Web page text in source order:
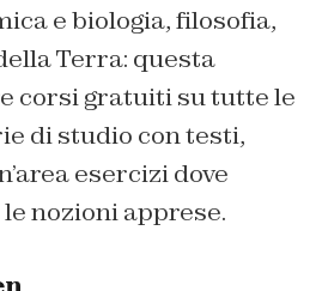
e biologia, filosofia,
Terra: questa
corsi gratuiti su tutte le
di studio con testi,
esercizi dove
nozioni apprese.